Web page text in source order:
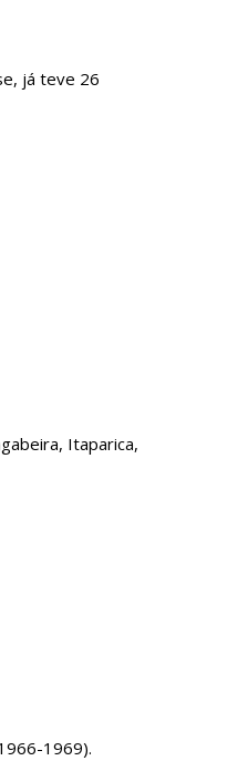
já teve 26
Itaparica,
1969).